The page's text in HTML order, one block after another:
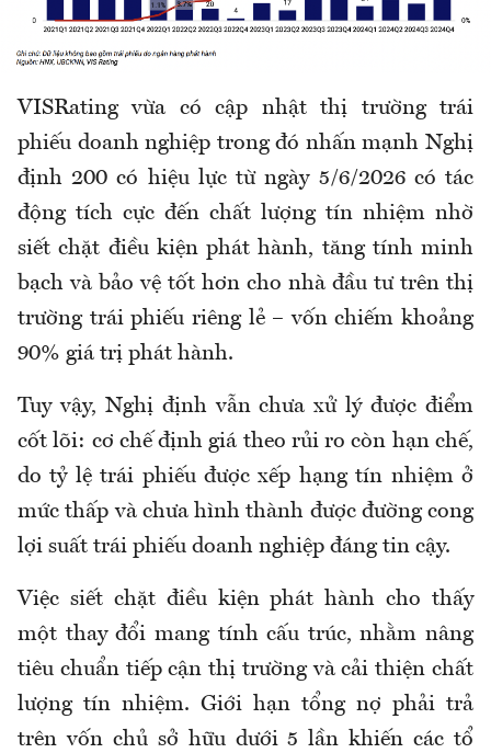
VISRating vừa có cập nhật thị trường trái
phiếu doanh nghiệp trong đó nhấn mạnh Nghị
định 200 có hiệu lực từ ngày 5/6/2026 có tác
động tích cực đến chất lượng tín nhiệm nhờ
siết chặt điều kiện phát hành, tăng tính minh
bạch và bảo vệ tốt hơn cho nhà đầu tư trên thị
trường trái phiếu riêng lẻ – vốn chiếm khoảng
90% giá trị phát hành.
Tuy vậy, Nghị định vẫn chưa xử lý được điểm
cốt lõi: cơ chế định giá theo rủi ro còn hạn chế,
do tỷ lệ trái phiếu được xếp hạng tín nhiệm ở
mức thấp và chưa hình thành được đường cong
lợi suất trái phiếu doanh nghiệp đáng tin cậy.
Việc siết chặt điều kiện phát hành cho thấy
một thay đổi mang tính cấu trúc, nhằm nâng
tiêu chuẩn tiếp cận thị trường và cải thiện chất
lượng tín nhiệm. Giới hạn tổng nợ phải trả
trên vốn chủ sở hữu dưới 5 lần khiến các tổ